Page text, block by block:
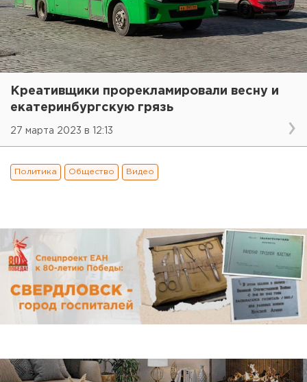
Креативщики прорекламировали весну и
екатеринбургскую грязь
27 марта 2023 в 12:13
Политика Общество Видео